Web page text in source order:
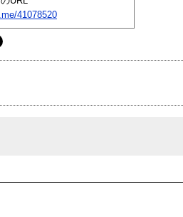
41078520